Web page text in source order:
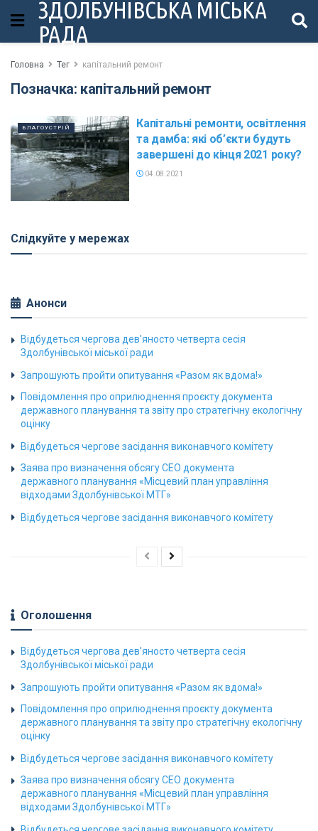
ЗДОЛБУНІВСЬКА МІСЬКА
РАДА
Головна Тег капітальний ремонт
Позначка: капітальний ремонт
БЛАГОУСТРІЙ
Капітальні ремонти, освітлення
та дамба: які об’єкти будуть
завершені до кінця 2021 року?
04.08.2021
Слідкуйте у мережах
Анонси
Відбудеться чергова дев’яносто четверта сесія
Здолбунівської міської ради
Запрошують пройти опитування «Разом як вдома!»
Повідомлення про оприлюднення проєкту документа
державного планування та звіту про стратегічну екологічну
оцінку
Відбудеться чергове засідання виконавчого комітету
Заява про визначення обсягу СЕО документа
державного планування «Місцевий план управління
відходами Здолбунівської МТГ»
Відбудеться чергове засідання виконавчого комітету
Оголошення
Відбудеться чергова дев’яносто четверта сесія
Здолбунівської міської ради
Запрошують пройти опитування «Разом як вдома!»
Повідомлення про оприлюднення проєкту документа
державного планування та звіту про стратегічну екологічну
оцінку
Відбудеться чергове засідання виконавчого комітету
Заява про визначення обсягу СЕО документа
державного планування «Місцевий план управління
відходами Здолбунівської МТГ»